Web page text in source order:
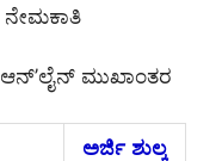
ಆನ್’ಲೈನ್ ಮುಖಾಂತರ
ಅರ್ಜಿ ಶುಲ್ಕ